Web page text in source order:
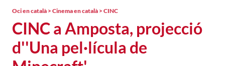
CINC a Amposta, projecció
d''Una pel·lícula de
Oci en català > Cinema en català > CINC